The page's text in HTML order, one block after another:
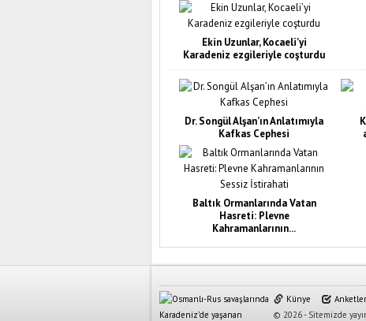
Ekin Uzunlar, Kocaeli’yi
Karadeniz ezgileriyle coşturdu
Dr. Songül Alşan’ın Anlatımıyla
Kafkas Cephesi
Baltık Ormanlarında Vatan
Hasreti: Plevne
Kahramanlarının...
Künye Anketler
© 2026 - Sitemizde